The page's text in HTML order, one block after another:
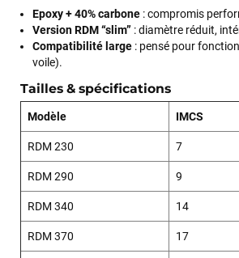
Epoxy + 40% carbone : compromis
Version RDM “slim” : diamètre réduit,
Compatibilité large : pensé pour
voile).
Tailles & spécifications
Modèle IMCS
RDM 230 7
RDM 290 9
RDM 340 14
RDM 370 17